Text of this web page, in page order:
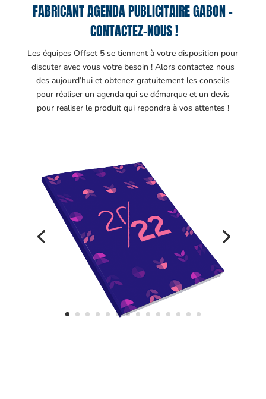
FABRICANT AGENDA PUBLICITAIRE GABON –
CONTACTEZ-NOUS !
Les équipes Offset 5 se tiennent à votre disposition pour
discuter avec vous votre besoin ! Alors contactez nous
des aujourd’hui et obtenez gratuitement les conseils
pour réaliser un agenda qui se démarque et un devis
pour realiser le produit qui repondra à vos attentes !